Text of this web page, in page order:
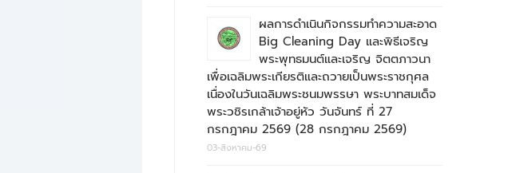
ผลการดำเนินกิจกรรมทำความสะอาด
Big Cleaning Day และพิธีเจริญ
พระพุทธมนต์และเจริญ จิตตภาวนา
เพื่อเฉลิมพระเกียรติและถวายเป็นพระราชกุศล
เนื่องในวันเฉลิมพระชนมพรรษา พระบาทสมเด็จ
พระวชิรเกล้าเจ้าอยู่หัว วันจันทร์ ที่ 27
กรกฎาคม 2569 (28 กรกฎาคม 2569)
03-สิงหาคม-69